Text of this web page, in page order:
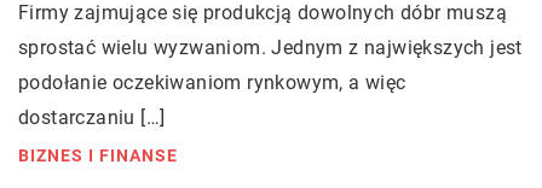
Firmy zajmujące się produkcją dowolnych dóbr muszą
sprostać wielu wyzwaniom. Jednym z największych jest
podołanie oczekiwaniom rynkowym, a więc
dostarczaniu […]
BIZNES I FINANSE